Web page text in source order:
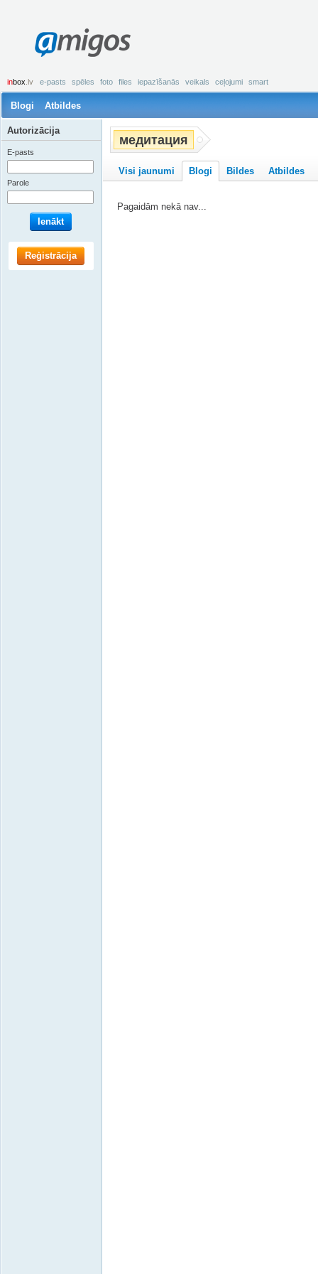
amigos
inbox .lv e-pasts spēles foto files iepazīšanās veikals ceļojumi smart
Blogi Atbildes
медитация
Visi jaunumi Blogi Bildes Atbildes
Pagaidām nekā nav...
Autorizācija
E-pasts
Parole
Ienākt
Reģistrācija